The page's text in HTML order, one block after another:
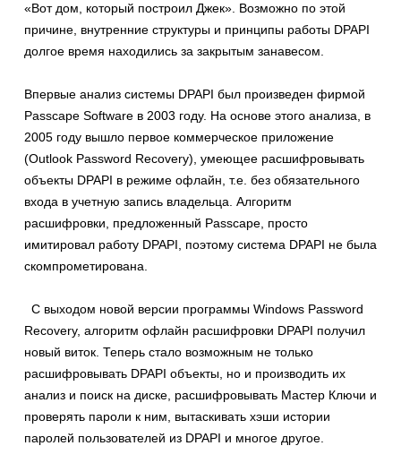
«Вот дом, который построил Джек». Возможно по этой
причине, внутренние структуры и принципы работы DPAPI
долгое время находились за закрытым занавесом.
Впервые анализ системы DPAPI был произведен фирмой
Passcape Software в 2003 году. На основе этого анализа, в
2005 году вышло первое коммерческое приложение
(Outlook Password Recovery), умеющее расшифровывать
объекты DPAPI в режиме офлайн, т.е. без обязательного
входа в учетную запись владельца. Алгоритм
расшифровки, предложенный Passcape, просто
имитировал работу DPAPI, поэтому система DPAPI не была
скомпрометирована.
С выходом новой версии программы Windows Password
Recovery, алгоритм офлайн расшифровки DPAPI получил
новый виток. Теперь стало возможным не только
расшифровывать DPAPI объекты, но и производить их
анализ и поиск на диске, расшифровывать Мастер Ключи и
проверять пароли к ним, вытаскивать хэши истории
паролей пользователей из DPAPI и многое другое.